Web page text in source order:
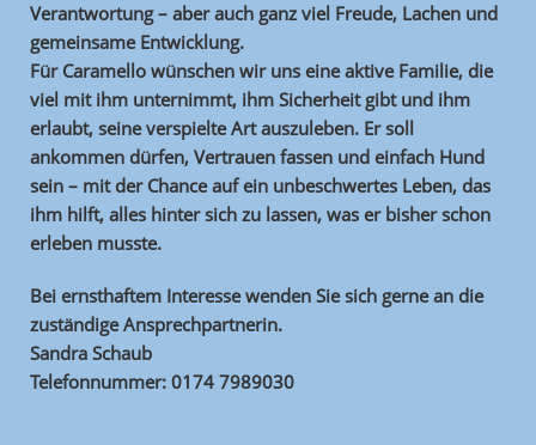
Verantwortung – aber auch ganz viel Freude, Lachen und
gemeinsame Entwicklung.
Für Caramello wünschen wir uns eine aktive Familie, die
viel mit ihm unternimmt, ihm Sicherheit gibt und ihm
erlaubt, seine verspielte Art auszuleben. Er soll
ankommen dürfen, Vertrauen fassen und einfach Hund
sein – mit der Chance auf ein unbeschwertes Leben, das
ihm hilft, alles hinter sich zu lassen, was er bisher schon
erleben musste.
Bei ernsthaftem Interesse wenden Sie sich gerne an die
zuständige Ansprechpartnerin.
Sandra Schaub
Telefonnummer: 0174 7989030